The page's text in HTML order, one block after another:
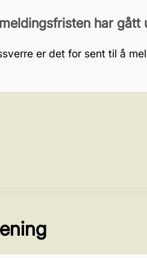
har gått
er det for sent til å